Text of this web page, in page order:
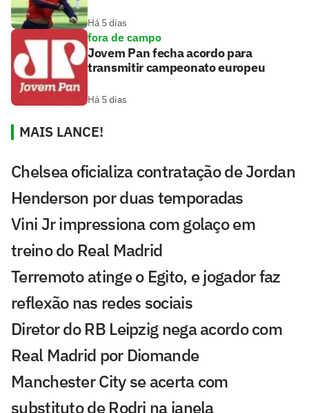
Há 5 dias
fora de campo
Jovem Pan fecha acordo para
transmitir campeonato europeu
Há 5 dias
MAIS LANCE!
Chelsea oficializa contratação de Jordan
Henderson por duas temporadas
Vini Jr impressiona com golaço em
treino do Real Madrid
Terremoto atinge o Egito, e jogador faz
reflexão nas redes sociais
Diretor do RB Leipzig nega acordo com
Real Madrid por Diomande
Manchester City se acerta com
substituto de Rodri na janela